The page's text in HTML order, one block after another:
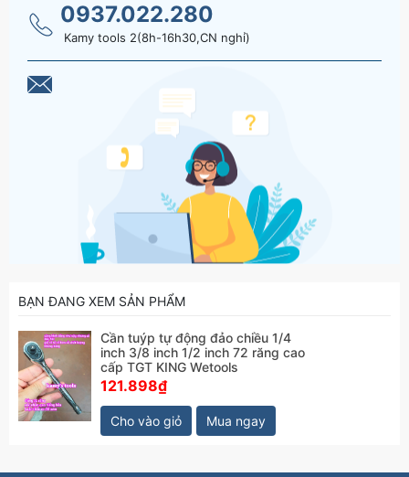
0937.022.280
Kamy tools 2(8h-16h30,CN nghỉ)
BẠN ĐANG XEM SẢN PHẨM
Cần tuýp tự động đảo chiều 1/4
inch 3/8 inch 1/2 inch 72 răng cao
cấp TGT KING Wetools
121.898₫
Cho vào giỏ Mua ngay